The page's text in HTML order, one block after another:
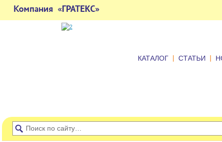
КАТАЛОГ | СТАТЬИ |